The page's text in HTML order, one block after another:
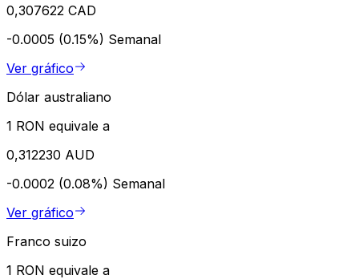
0,307622 CAD
-0.0005 (0.15%) Semanal
Ver gráfico
Dólar australiano
1 RON equivale a
0,312230 AUD
-0.0002 (0.08%) Semanal
Ver gráfico
Franco suizo
1 RON equivale a